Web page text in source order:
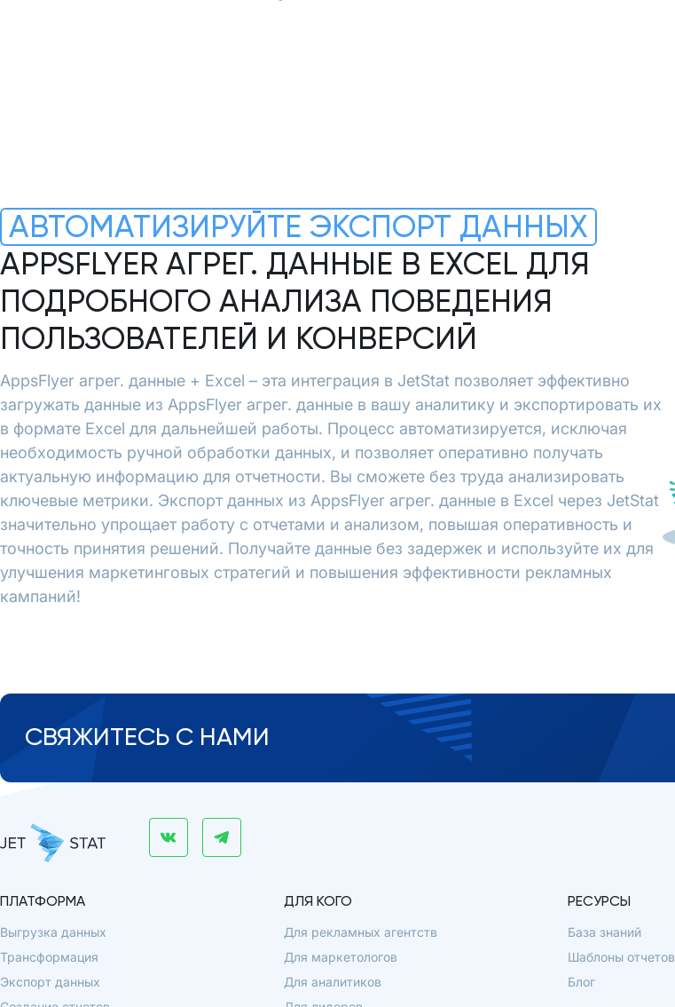
АВТОМАТИЗИРУЙТЕ ЭКСПОРТ ДАННЫХ
APPSFLYER АГРЕГ. ДАННЫЕ В EXCEL ДЛЯ
ПОДРОБНОГО АНАЛИЗА ПОВЕДЕНИЯ
ПОЛЬЗОВАТЕЛЕЙ И КОНВЕРСИЙ
AppsFlyer агрег. данные + Excel – эта интеграция в JetStat позволяет эффективно
загружать данные из AppsFlyer агрег. данные в вашу аналитику и экспортировать их
в формате Excel для дальнейшей работы. Процесс автоматизируется, исключая
необходимость ручной обработки данных, и позволяет оперативно получать
актуальную информацию для отчетности. Вы сможете без труда анализировать
ключевые метрики. Экспорт данных из AppsFlyer агрег. данные в Excel через JetStat
значительно упрощает работу с отчетами и анализом, повышая оперативность и
точность принятия решений. Получайте данные без задержек и используйте их для
улучшения маркетинговых стратегий и повышения эффективности рекламных
кампаний!
СВЯЖИТЕСЬ С НАМИ
ПЛАТФОРМА
Выгрузка данных
Трансформация
Экспорт данных
ДЛЯ КОГО
Для рекламных агентств
Для маркетологов
Для аналитиков
РЕСУРСЫ
База знаний
Шаблоны отчетов
Блог